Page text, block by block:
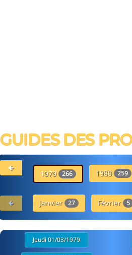
GUIDES DES
1979 266 1980 259
Janvier 27 Février 5
Jeudi 01/03/1979